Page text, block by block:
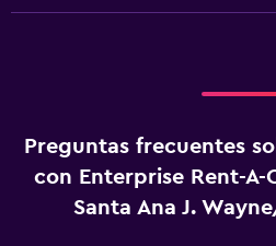
Preguntas frecuentes
con Enterprise Rent-A-
Santa Ana J.